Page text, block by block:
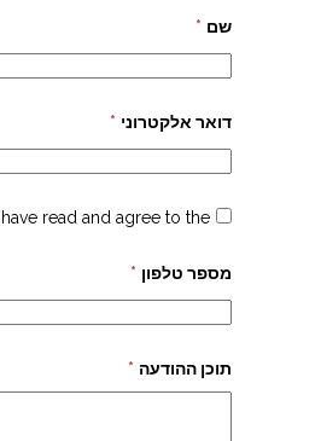
שם *
דואר אלקטרוני *
I have read and agree to the
מספר טלפון *
תוכן ההודעה *